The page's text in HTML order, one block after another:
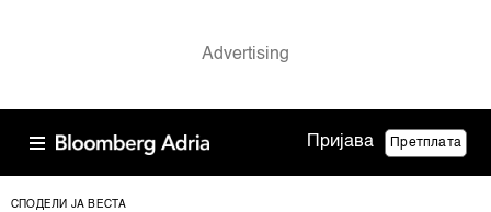
Пријава Претплата
СПОДЕЛИ ЈА ВЕСТА